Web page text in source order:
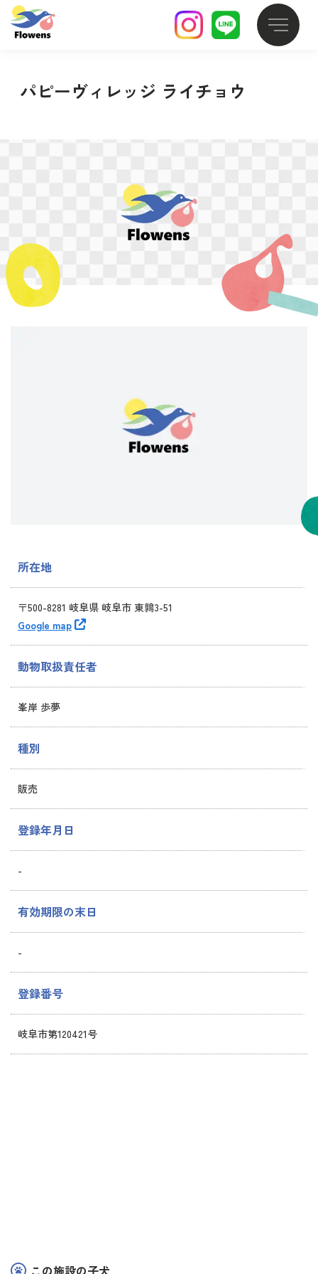
パピーヴィレッジ ライチョウ
所在地
〒500-8281 岐阜県 岐阜市 東鶉3-51
Google map
動物取扱責任者
峯岸 歩夢
種別
販売
登録年月日
-
有効期限の末日
-
登録番号
岐阜市第120421号
この施設の子犬